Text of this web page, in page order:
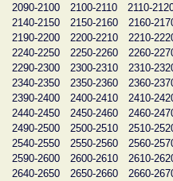
2090-2100
2100-2110 2110-
2140-2150
2150-2160 2160-
2190-2200
2200-2210 2210-
2240-2250
2250-2260 2260-
2290-2300
2300-2310 2310-
2340-2350
2350-2360 2360-
2390-2400
2400-2410 2410-
2440-2450
2450-2460 2460-
2490-2500
2500-2510 2510-
2540-2550
2550-2560 2560-
2590-2600
2600-2610 2610-
2640-2650
2650-2660 2660-